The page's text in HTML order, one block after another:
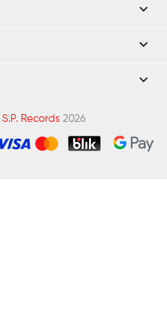



S.P. Records2026